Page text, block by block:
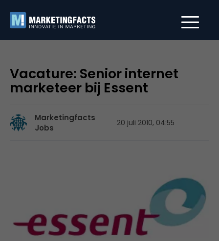
Vacature: Senior internet
marketeer bij Essent
Marketingfacts
Jobs
20 juli 2010, 04:55